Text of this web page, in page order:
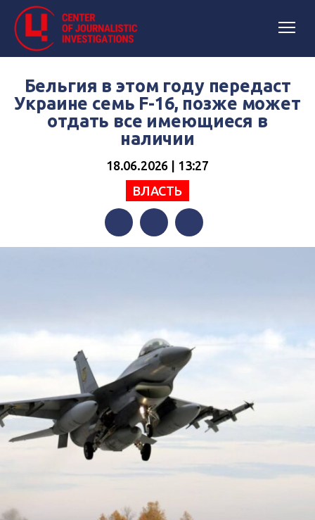
Бельгия в этом году передаст
Украине семь F-16, позже может
отдать все имеющиеся в
наличии
18.06.2026 | 13:27
ВЛАСТЬ
FacebookTwitterTelegram